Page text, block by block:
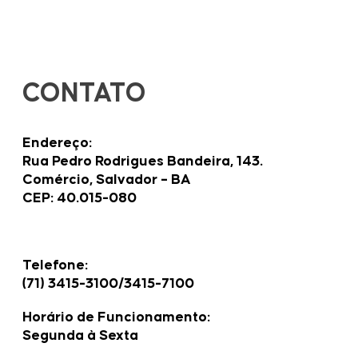
CONTATO
Endereço:
Rua Pedro Rodrigues Bandeira, 143.
Comércio, Salvador – BA
CEP: 40.015-080
Telefone:
(71) 3415-3100/3415-7100
Horário de Funcionamento:
Segunda à Sexta